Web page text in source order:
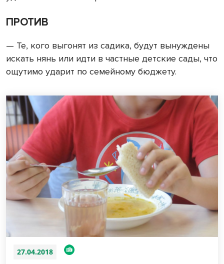
ПРОТИВ
— Те, кого выгонят из садика, будут вынуждены
искать нянь или идти в частные детские сады, что
ощутимо ударит по семейному бюджету.
27.04.2018